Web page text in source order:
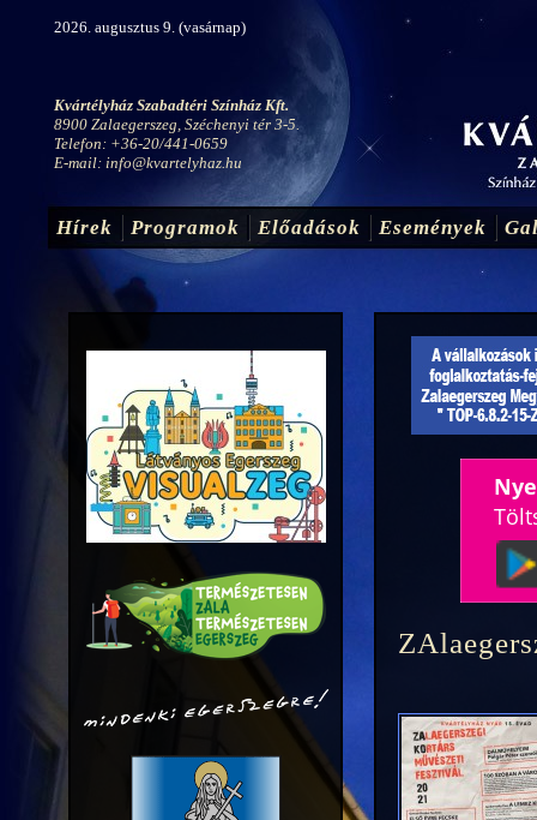
2026. augusztus 9. (vasárnap)
Kvártélyház Szabadtéri Színház Kft.
8900 Zalaegerszeg, Széchenyi tér 3-5.
Telefon: +36-20/441-0659
E-mail: info@kvartelyhaz.hu
Hírek Programok Előadások Események